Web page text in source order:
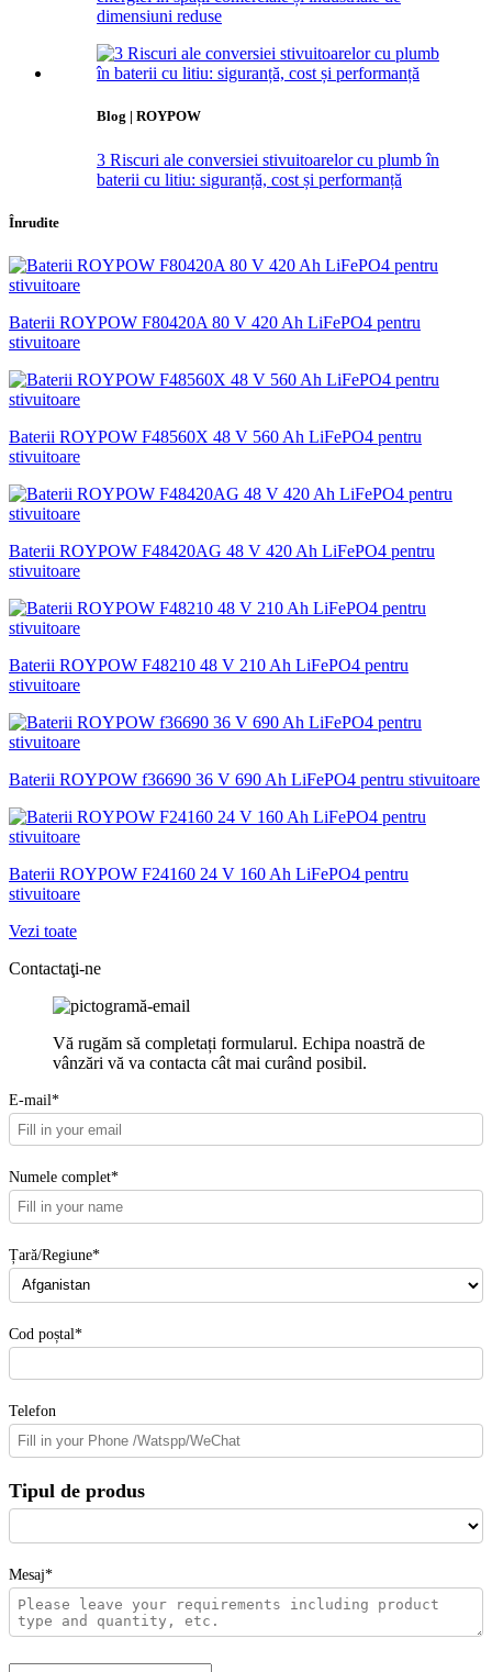
dimensiuni reduse
Blog | ROYPOW
3 Riscuri ale conversiei stivuitoarelor cu plumb în
baterii cu litiu: siguranță, cost și performanță
Înrudite
Baterii ROYPOW F80420A 80 V 420 Ah LiFePO4 pentru
stivuitoare
Baterii ROYPOW F48560X 48 V 560 Ah LiFePO4 pentru
stivuitoare
Baterii ROYPOW F48420AG 48 V 420 Ah LiFePO4 pentru
stivuitoare
Baterii ROYPOW F48210 48 V 210 Ah LiFePO4 pentru
stivuitoare
Baterii ROYPOW f36690 36 V 690 Ah LiFePO4 pentru stivuitoare
Baterii ROYPOW F24160 24 V 160 Ah LiFePO4 pentru
stivuitoare
Vezi toate
Contactaţi-ne
Vă rugăm să completați formularul. Echipa noastră de
vânzări vă va contacta cât mai curând posibil.
E-mail*
Numele complet*
Țară/Regiune*
Cod poștal*
Telefon
Tipul de produs
Mesaj*